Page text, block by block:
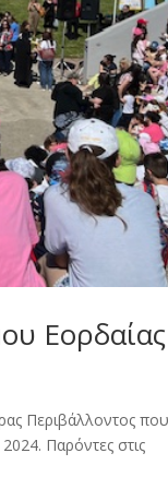
Εορδαίας
Περιβάλλοντος που
Παρόντες στις